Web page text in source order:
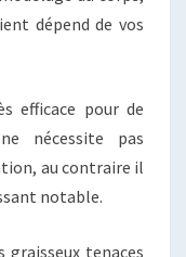
dépend de vos
efficace pour de
nécessite pas
au contraire il
notable.
tenaces